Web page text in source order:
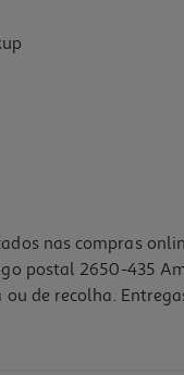
nas compras
postal 2650-435
de recolha.